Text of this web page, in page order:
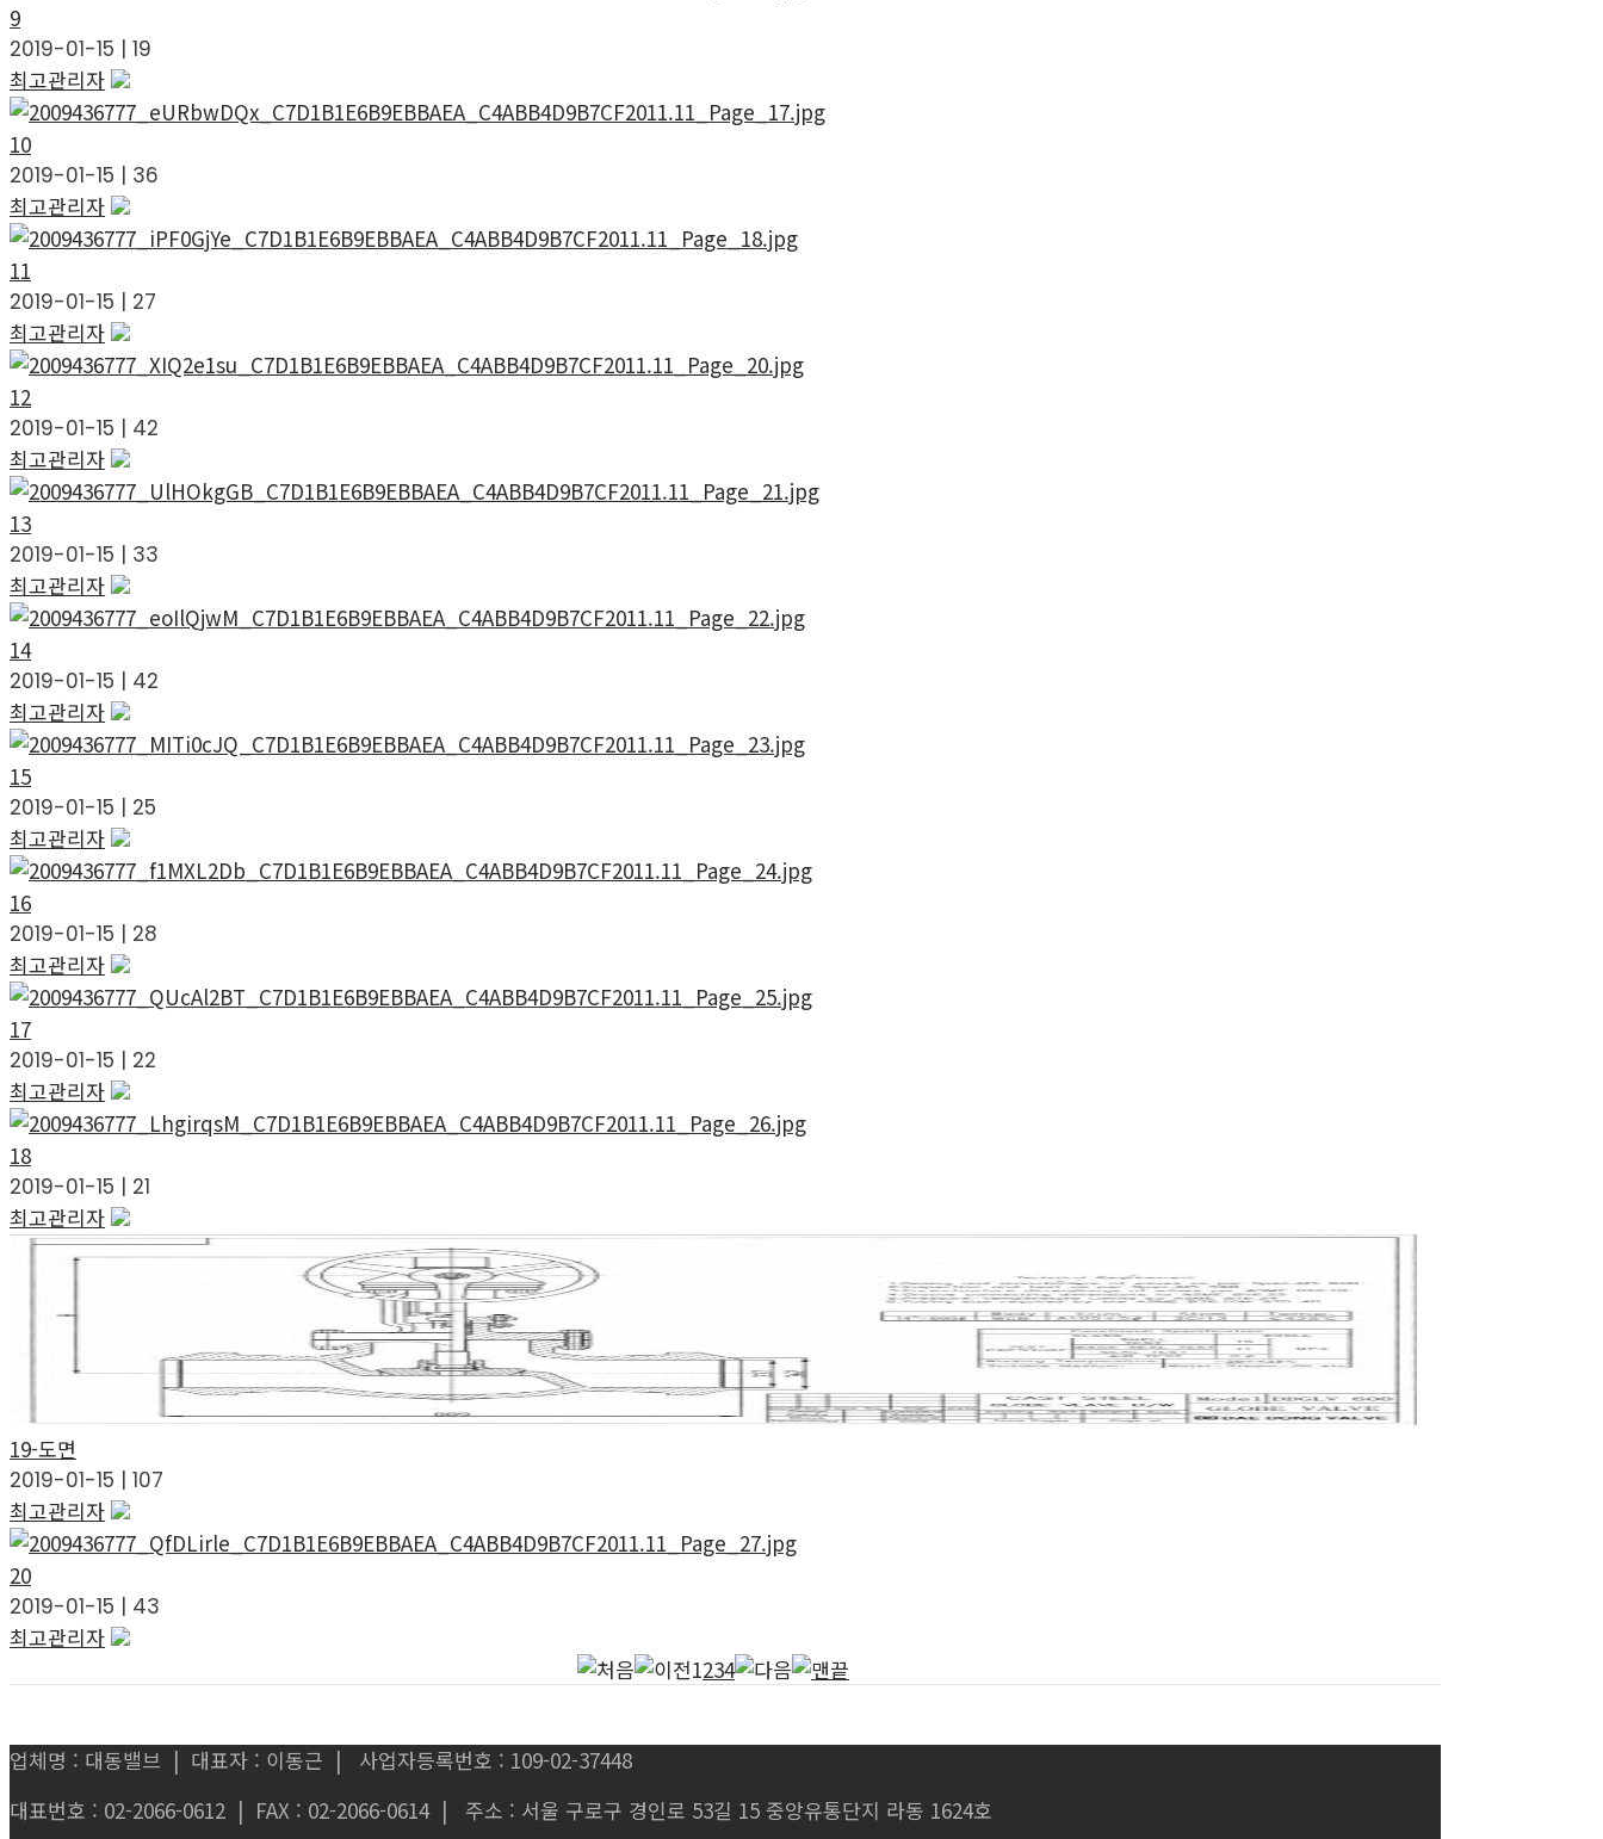
9
2019-01-15 | 19
최고관리자
10
2019-01-15 | 36
최고관리자
11
2019-01-15 | 27
최고관리자
12
2019-01-15 | 42
최고관리자
13
2019-01-15 | 33
최고관리자
14
2019-01-15 | 42
최고관리자
15
2019-01-15 | 25
최고관리자
16
2019-01-15 | 28
최고관리자
17
2019-01-15 | 22
최고관리자
18
2019-01-15 | 21
최고관리자
19-도면
2019-01-15 | 107
최고관리자
20
2019-01-15 | 43
최고관리자
1234
업체명 : 대동밸브 | 대표자 : 이동근 | 사업자등록번호 : 109-02-37448
대표번호 : 02-2066-0612 | FAX : 02-2066-0614 | 주소 : 서울 구로구 경인로 53길 15 중앙유통단지 라동 1624호